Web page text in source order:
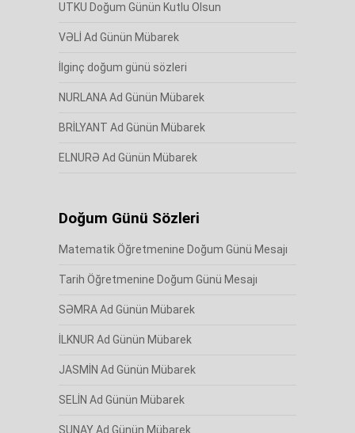
UTKU Doğum Günün Kutlu Olsun
VƏLİ Ad Günün Mübarek
İlginç doğum günü sözleri
NURLANA Ad Günün Mübarek
BRİLYANT Ad Günün Mübarek
ELNURƏ Ad Günün Mübarek
Doğum Günü Sözleri
Matematik Öğretmenine Doğum Günü Mesajı
Tarih Öğretmenine Doğum Günü Mesajı
SƏMRA Ad Günün Mübarek
İLKNUR Ad Günün Mübarek
JASMİN Ad Günün Mübarek
SELİN Ad Günün Mübarek
SUNAY Ad Günün Mübarek